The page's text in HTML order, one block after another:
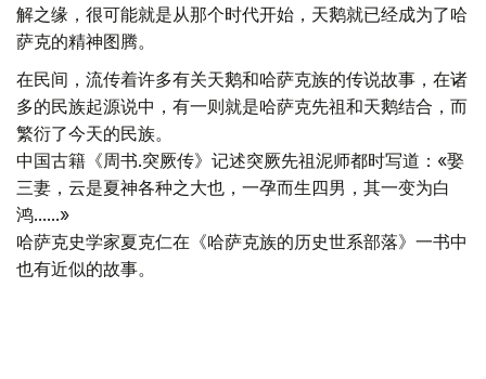
解之缘，很可能就是从那个时代开始，天鹅就已经成为了哈
萨克的精神图腾。
在民间，流传着许多有关天鹅和哈萨克族的传说故事，在诸
多的民族起源说中，有一则就是哈萨克先祖和天鹅结合，而
繁衍了今天的民族。
中国古籍《周书.突厥传》记述突厥先祖泥师都时写道：«娶
三妻，云是夏神各种之大也，一孕而生四男，其一变为白
鸿......»
哈萨克史学家夏克仁在《哈萨克族的历史世系部落》一书中
也有近似的故事。